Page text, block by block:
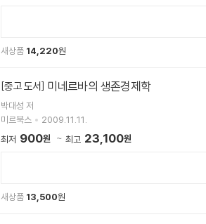
새상품 14,220원
[중고 도서] 미네르바의 생존경제학
박대성 저
미르북스
2009.11.11.
최저 900원 최고 23,100원
새상품 13,500원